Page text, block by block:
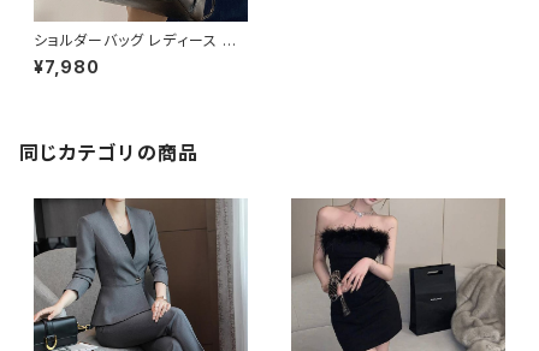
ショルダーバッグ レディース ハ
ンドバッグ 春夏 秋冬 春 夏 秋
冬 黒 無地 メッセンジャーバッグ
バック 斜め掛け 肩掛け 斜め掛
けバッグ 旅行 通学 学校バッグ
皮 デート OL 大学生 高校生 女
の子 女性用 キャメル ブラック
黒色 カレッジコーデ オフィス カ
ジュアル デイリー お出かけ K-
B0156
¥7,980
同じカテゴリの商品